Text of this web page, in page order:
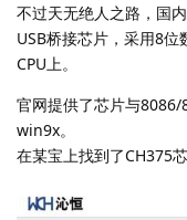
不过天无绝人之路，国
USB桥接芯片，采用8
CPU上。
官网提供了芯片与8086/
win9x。
在某宝上找到了CH375